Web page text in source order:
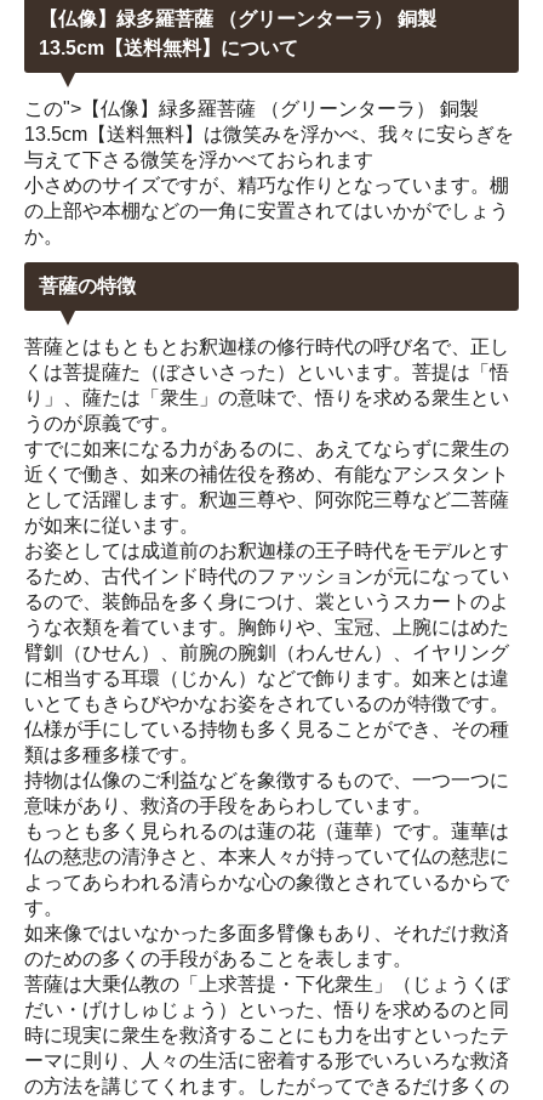
【仏像】緑多羅菩薩 （グリーンターラ） 銅製
13.5cm【送料無料】について
この">【仏像】緑多羅菩薩 （グリーンターラ） 銅製
13.5cm【送料無料】は微笑みを浮かべ、我々に安らぎを
与えて下さる微笑を浮かべておられます
小さめのサイズですが、精巧な作りとなっています。棚
の上部や本棚などの一角に安置されてはいかがでしょう
か。
菩薩の特徴
菩薩とはもともとお釈迦様の修行時代の呼び名で、正し
くは菩提薩た（ぼさいさった）といいます。菩提は「悟
り」、薩たは「衆生」の意味で、悟りを求める衆生とい
うのが原義です。
すでに如来になる力があるのに、あえてならずに衆生の
近くで働き、如来の補佐役を務め、有能なアシスタント
として活躍します。釈迦三尊や、阿弥陀三尊など二菩薩
が如来に従います。
お姿としては成道前のお釈迦様の王子時代をモデルとす
るため、古代インド時代のファッションが元になってい
るので、装飾品を多く身につけ、裳というスカートのよ
うな衣類を着ています。胸飾りや、宝冠、上腕にはめた
臂釧（ひせん）、前腕の腕釧（わんせん）、イヤリング
に相当する耳環（じかん）などで飾ります。如来とは違
いとてもきらびやかなお姿をされているのが特徴です。
仏様が手にしている持物も多く見ることができ、その種
類は多種多様です。
持物は仏像のご利益などを象徴するもので、一つ一つに
意味があり、救済の手段をあらわしています。
もっとも多く見られるのは蓮の花（蓮華）です。蓮華は
仏の慈悲の清浄さと、本来人々が持っていて仏の慈悲に
よってあらわれる清らかな心の象徴とされているからで
す。
如来像ではいなかった多面多臂像もあり、それだけ救済
のための多くの手段があることを表します。
菩薩は大乗仏教の「上求菩提・下化衆生」（じょうくぼ
だい・げけしゅじょう）といった、悟りを求めるのと同
時に現実に衆生を救済することにも力を出すといったテ
ーマに則り、人々の生活に密着する形でいろいろな救済
の方法を講じてくれます。したがってできるだけ多くの